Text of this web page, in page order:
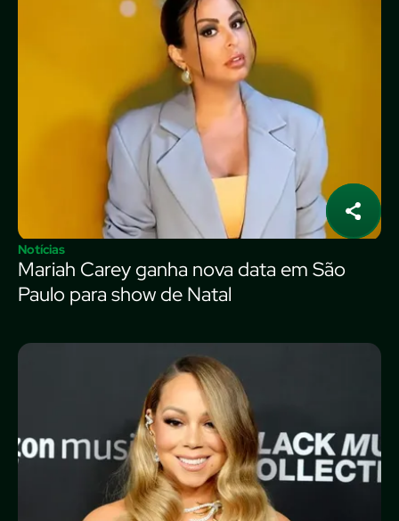
Notícias
Mariah Carey ganha nova data em São
Paulo para show de Natal